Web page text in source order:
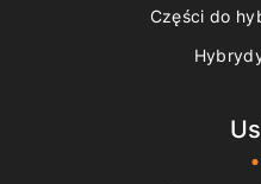
Części do